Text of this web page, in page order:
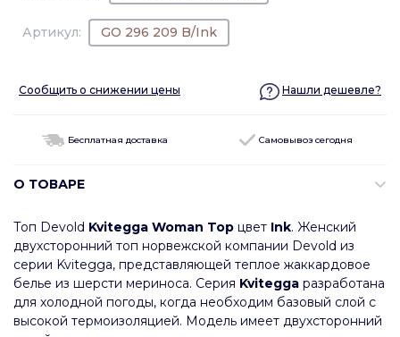
Артикул: GO 296 209 B/Ink
Сообщить о снижении цены Нашли дешевле?
Бесплатная доставка Самовывоз сегодня
О ТОВАРЕ
Топ Devold Kvitegga Woman Top цвет Ink. Женский
двухсторонний топ норвежской компании Devold из
серии Kvitegga, представляющей теплое жаккардовое
белье из шерсти мериноса. Серия Kvitegga разработана
для холодной погоды, когда необходим базовый слой с
высокой термоизоляцией. Модель имеет двухсторонний